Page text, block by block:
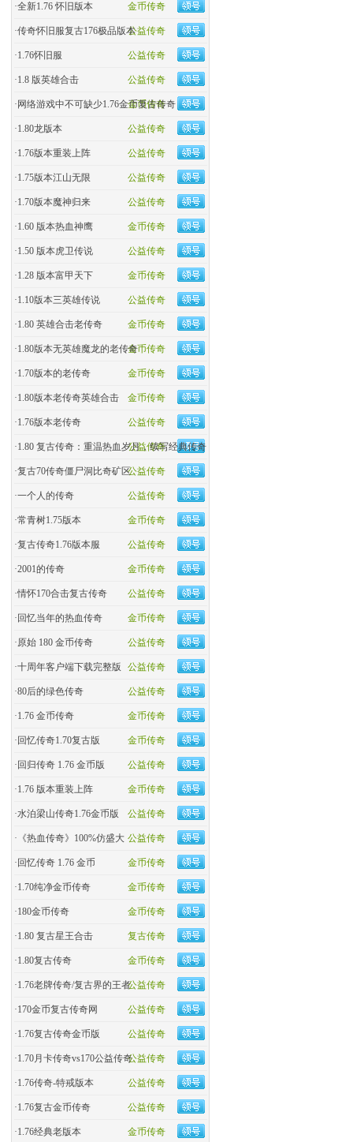
金币传奇
·全新1.76 怀旧版本
公益传奇
·传奇怀旧服复古176极品版本
公益传奇
·1.76怀旧服
公益传奇
·1.8 版英雄合击
金币传奇
· 网络游戏中不可缺少1.76金币复古传奇
公益传奇
·1.80龙版本
公益传奇
·1.76版本重装上阵
公益传奇
·1.75版本江山无限
公益传奇
·1.70版本魔神归来
金币传奇
·1.60 版本热血神鹰
公益传奇
·1.50 版本虎卫传说
金币传奇
·1.28 版本富甲天下
公益传奇
·1.10版本三英雄传说
金币传奇
·1.80 英雄合击老传奇
金币传奇
·1.80版本无英雄魔龙的老传奇
金币传奇
·1.70版本的老传奇
金币传奇
·1.80版本老传奇英雄合击
公益传奇
·1.76版本老传奇
公益传奇
·1.80 复古传奇：重温热血岁月，续写经典传奇
公益传奇
·复古70传奇僵尸洞比奇矿区
公益传奇
·一个人的传奇
金币传奇
·常青树1.75版本
公益传奇
·复古传奇1.76版本服
金币传奇
·2001的传奇
公益传奇
·情怀170合击复古传奇
金币传奇
· 回忆当年的热血传奇
公益传奇
·原始 180 金币传奇
公益传奇
·十周年客户端下载完整版
公益传奇
·80后的绿色传奇
金币传奇
·1.76 金币传奇
金币传奇
· 回忆传奇1.70复古版
公益传奇
· 回归传奇 1.76 金币版
金币传奇
·1.76 版本重装上阵
公益传奇
·水泊梁山传奇1.76金币版
公益传奇
· 《热血传奇》100%仿盛大
金币传奇
· 回忆传奇 1.76 金币
金币传奇
·1.70纯净金币传奇
金币传奇
·180金币传奇
复古传奇
·1.80 复古星王合击
金币传奇
·1.80复古传奇
公益传奇
·1.76老牌传奇/复古界的王者
公益传奇
·170金币复古传奇网
公益传奇
·1.76复古传奇金币版
公益传奇
·1.70月卡传奇vs170公益传奇
公益传奇
·1.76传奇-特戒版本
公益传奇
·1.76复古金币传奇
金币传奇
·1.76经典老版本